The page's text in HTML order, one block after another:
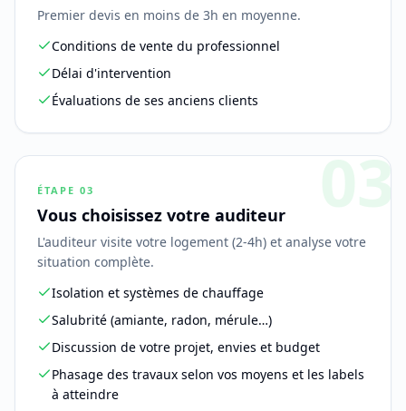
Premier devis en moins de 3h en moyenne.
Conditions de vente du professionnel
Délai d'intervention
Évaluations de ses anciens clients
03
ÉTAPE 03
Vous choisissez votre auditeur
L'auditeur visite votre logement (2-4h) et analyse votre
situation complète.
Isolation et systèmes de chauffage
Salubrité (amiante, radon, mérule…)
Discussion de votre projet, envies et budget
Phasage des travaux selon vos moyens et les labels
à atteindre